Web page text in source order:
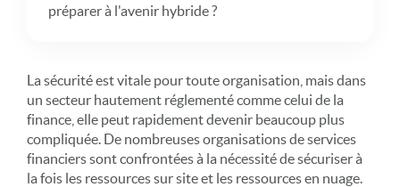
préparer à l'avenir hybride ?
La sécurité est vitale pour toute organisation, mais dans
un secteur hautement réglementé comme celui de la
finance, elle peut rapidement devenir beaucoup plus
compliquée. De nombreuses organisations de services
financiers sont confrontées à la nécessité de sécuriser à
la fois les ressources sur site et les ressources en nuage.